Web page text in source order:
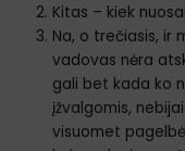
Kitas – kiek
Na, o trečiasis, ir
vadovas nėra
gali bet kada ko
įžvalgomis,
visuomet